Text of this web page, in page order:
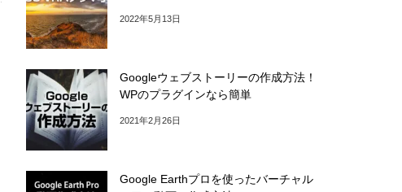
2022年5月13日
Googleウェブストーリーの作成方法！
WPのプラグインなら簡単
2021年2月26日
Google Earthプロを使ったバーチャル